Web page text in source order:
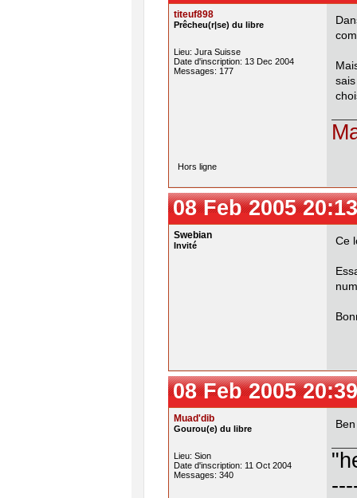
titeuf898
Prêcheu(r|se) du libre
Lieu: Jura Suisse
Date d'inscription: 13 Dec 2004
Messages: 177
Hors ligne
08 Feb 2005
Swebian
Invité Ce
08 Feb 2005
Muad'dib
Gourou(e) du libre
Lieu: Sion
Date d'inscription: 11 Oct 2004
Messages: 340